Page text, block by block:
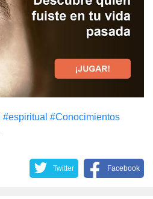
#espiritual #Conocimientos
Twitter Facebook